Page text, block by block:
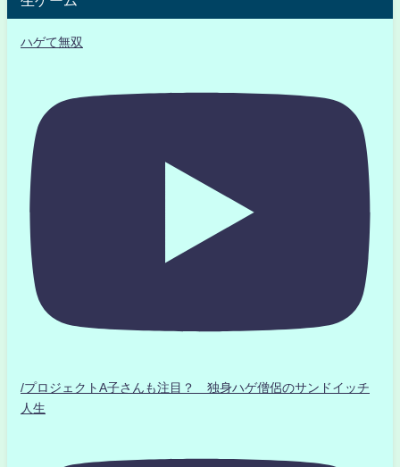
ハゲて無双
/プロジェクトA子さんも注目？ 独身ハゲ僧侶のサンドイッチ
人生